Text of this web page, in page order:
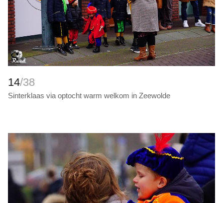
14/38
Sinterklaas via optocht warm welkom in Zeewolde